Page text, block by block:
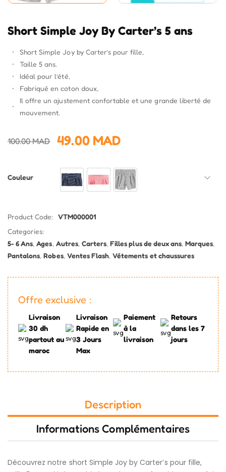
Short Simple Joy By Carter’s 5 ans
Short Simple Joy by Carter’s pour fille,
Taille 5 ans.
Idéal pour l’été,
Fabriqué en coton doux,
Il offre un ajustement confortable et une grande liberté de
mouvement.
100.00MAD 49.00 MAD
Couleur
Bleu
Rose Gris
Product Code: VTM000001
Categories:
5- 6 Ans,Ages, Autres, Carters,Filles plus de deux ans,Marques,
Pantalons,Robes, Ventes Flash,Vétements et chaussures
Offre exclusive :
Livraison
30 dh
partout au
maroc
Livraison
Rapide en
3 Jours
Max
Paiement
à la
livraison
Retours
dans les 7
jours
Description
Informations Complémentaires
Découvrez notre short Simple Joy by Carter’s pour fille,